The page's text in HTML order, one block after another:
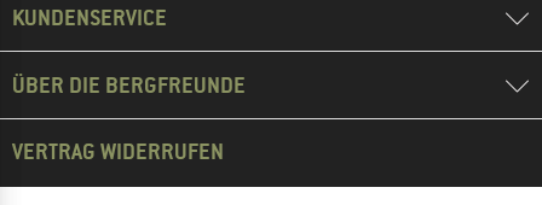
KUNDENSERVICE
ÜBER DIE BERGFREUNDE
VERTRAG WIDERRUFEN